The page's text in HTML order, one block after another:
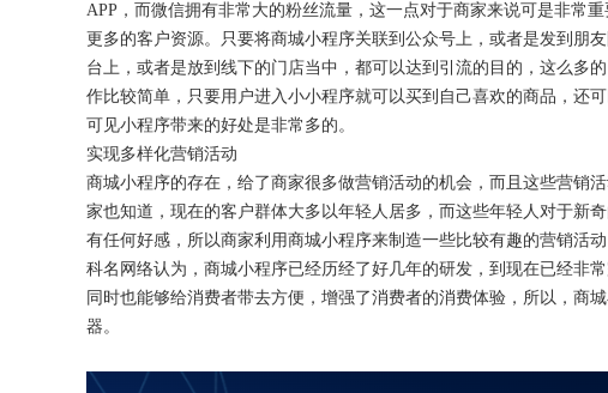
APP，而微信拥有非常大的粉丝流量，这一点对于商家来说可是非常
更多的客户资源。只要将商城小程序关联到公众号上，或者是发到朋
台上，或者是放到线下的门店当中，都可以达到引流的目的，这么多
作比较简单，只要用户进入小小程序就可以买到自己喜欢的商品，还
可见小程序带来的好处是非常多的。
实现多样化营销活动
商城小程序的存在，给了商家很多做营销活动的机会，而且这些营销
家也知道，现在的客户群体大多以年轻人居多，而这些年轻人对于新
有任何好感，所以商家利用商城小程序来制造一些比较有趣的营销活
科名网络认为，商城小程序已经历经了好几年的研发，到现在已经非
同时也能够给消费者带去方便，增强了消费者的消费体验，所以，商
器。